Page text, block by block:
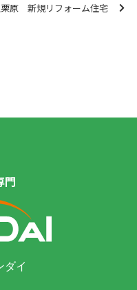
栗原 新規リフォーム住宅
門
ダイ